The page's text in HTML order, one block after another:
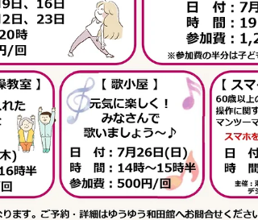
お使いいただける【一般利用】がございま
す。 【協働事業】は区内・区外問わず、60
歳以下の方でもご参加いただける講座です
【一般利用】はさざんかねっとによる予約
必要です。 ※一般利用をご希望の方はさざ
んかねっと登録が必要となります。 🌷協働
事業 7月の予定📢 ・お申込み、見学につ
いてはお電話または窓口までお問い合わせ
ださい。 ・ピアノ教室は現在参加者が定員
に達したため募集を中止しています。 「漢